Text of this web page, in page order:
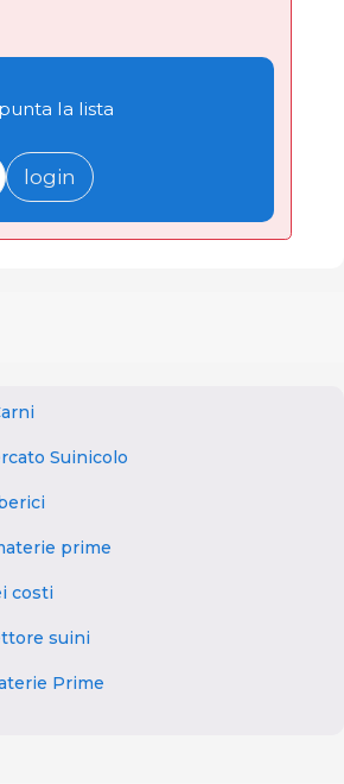
la lista
login
Suinicolo
prime
costi
suini
Prime